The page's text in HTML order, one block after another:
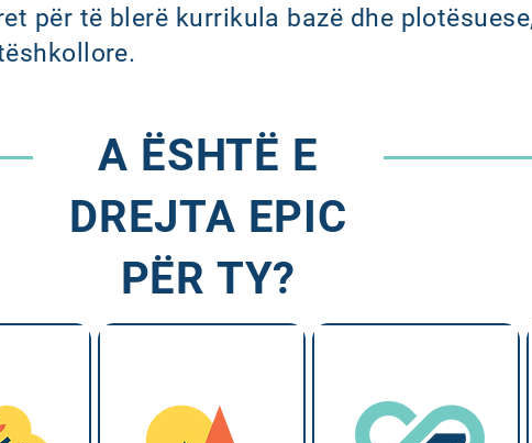
për të blerë kurrikula bazë dhe
A ËSHTË E
DREJTA EPIC
PËR TY?